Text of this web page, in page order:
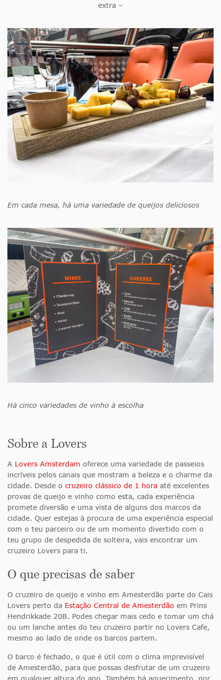
extra –
Em cada mesa, há uma variedade de queijos deliciosos
Há cinco variedades de vinho à escolha
Sobre a Lovers
A Lovers Amsterdam oferece uma variedade de passeios
incríveis pelos canais que mostram a beleza e o charme da
cidade. Desde o cruzeiro clássico de 1 hora até excelentes
provas de queijo e vinho como esta, cada experiência
promete diversão e uma vista de alguns dos marcos da
cidade. Quer estejas à procura de uma experiência especial
com o teu parceiro ou de um momento divertido com o
teu grupo de despedida de solteira, vais encontrar um
cruzeiro Lovers para ti.
O que precisas de saber
O cruzeiro de queijo e vinho em Amesterdão parte do Cais
Lovers perto da Estação Central de Amesterdão em Prins
Hendrikkade 20B. Podes chegar mais cedo e tomar um chá
ou um lanche antes do teu cruzeiro partir no Lovers Cafe,
mesmo ao lado de onde os barcos partem.
O barco é fechado, o que é útil com o clima imprevisível
de Amesterdão, para que possas desfrutar de um cruzeiro
em qualquer altura do ano. Também há aquecimento, por